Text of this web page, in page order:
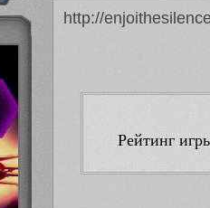
http://
Рейтинг